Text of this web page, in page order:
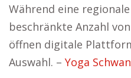
Während eine
beschränkte Anzahl
öffnen digitale
Auswahl. – Yoga